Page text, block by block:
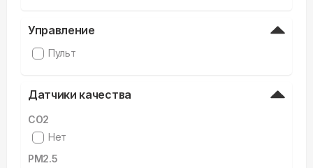
Управление
Пульт
Датчики качества
CO2
Нет
PM2.5